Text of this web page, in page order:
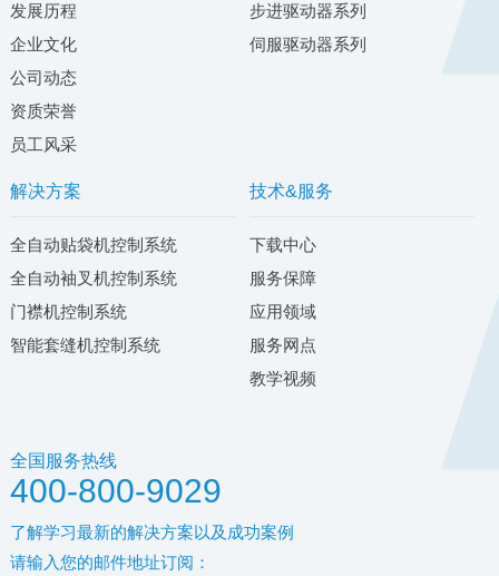
发展历程
企业文化
公司动态
资质荣誉
员工风采
步进驱动器系列
伺服驱动器系列
解决方案
全自动贴袋机控制系统
全自动袖叉机控制系统
门襟机控制系统
智能套缝机控制系统
技术&服务
下载中心
服务保障
应用领域
服务网点
教学视频
全国服务热线
400-800-9029
了解学习最新的解决方案以及成功案例
请输入您的邮件地址订阅：